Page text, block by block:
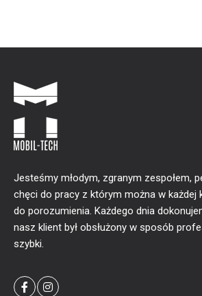
Jesteśmy młodym, zgranym zespołem,
chęci do pracy z którym można w każdej
do porozumienia. Każdego dnia
nasz klient był obsłużony w sposób
szybki.